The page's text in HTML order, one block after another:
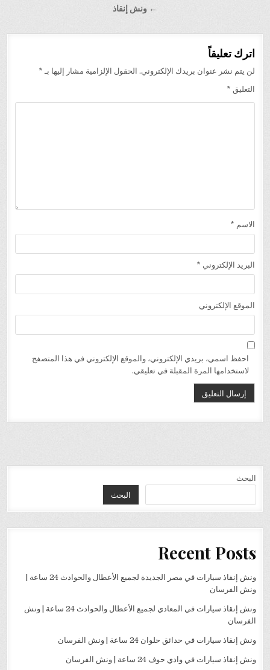
← ونش إنقاذ
اترك تعليقاً
لن يتم نشر عنوان بريدك الإلكتروني. الحقول الإلزامية مشار إليها بـ *
التعليق *
الاسم *
البريد الإلكتروني *
الموقع الإلكتروني
احفظ اسمي، بريدي الإلكتروني، والموقع الإلكتروني في هذا المتصفح
لاستخدامها المرة المقبلة في تعليقي.
البحث
البحث
Recent Posts
ونش إنقاذ سيارات في مصر الجديدة لجميع الأعطال والحوادث 24 ساعة |
ونش الفرسان
ونش إنقاذ سيارات في المعادي لجميع الأعطال والحوادث 24 ساعة | ونش
الفرسان
ونش إنقاذ سيارات في حدائق حلوان 24 ساعة | ونش الفرسان
ونش إنقاذ سيارات في وادي حوف 24 ساعة | ونش الفرسان